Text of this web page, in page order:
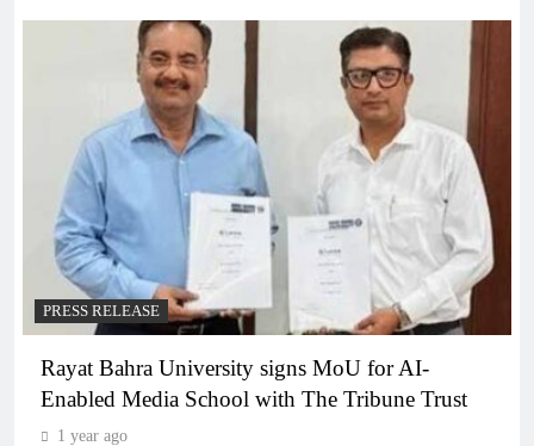
PRESS RELEASE
Rayat Bahra University signs MoU for AI-
Enabled Media School with The Tribune Trust
1 year ago